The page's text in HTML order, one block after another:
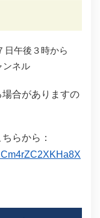
日午後３時から
ンネル
合がありますの
らから：